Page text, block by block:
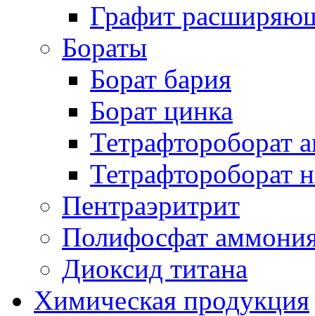
Графит
Бораты
Борат бария
Борат цинка
Тетрафтороборат
Тетрафтороборат
Пентраэритрит
Полифосфат
Диоксид титана
Химическая продукция